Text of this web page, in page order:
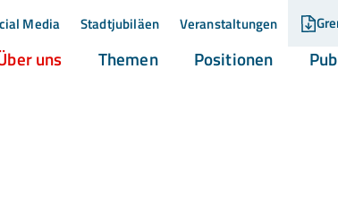
Media Stadtjubiläen Veranstaltungen
uns(current)Themen(current)Positionen(current)